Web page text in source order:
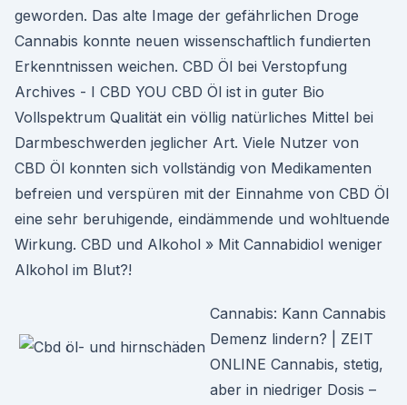
geworden. Das alte Image der gefährlichen Droge
Cannabis konnte neuen wissenschaftlich fundierten
Erkenntnissen weichen. CBD Öl bei Verstopfung
Archives - I CBD YOU CBD Öl ist in guter Bio
Vollspektrum Qualität ein völlig natürliches Mittel bei
Darmbeschwerden jeglicher Art. Viele Nutzer von
CBD Öl konnten sich vollständig von Medikamenten
befreien und verspüren mit der Einnahme von CBD Öl
eine sehr beruhigende, eindämmende und wohltuende
Wirkung. CBD und Alkohol » Mit Cannabidiol weniger
Alkohol im Blut?!
Cannabis: Kann Cannabis
Demenz lindern? | ZEIT
ONLINE Cannabis, stetig,
aber in niedriger Dosis –